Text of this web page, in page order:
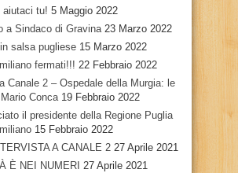
aiutaci tu! 5 Maggio 2022
a Sindaco di Gravina 23 Marzo 2022
salsa pugliese 15 Marzo 2022
fermati!!! 22 Febbraio 2022
Canale 2 – Ospedale della Murgia: le
Conca 19 Febbraio 2022
il presidente della Regione Puglia
15 Febbraio 2022
A CANALE 2 27 Aprile 2021
È NEI NUMERI 27 Aprile 2021